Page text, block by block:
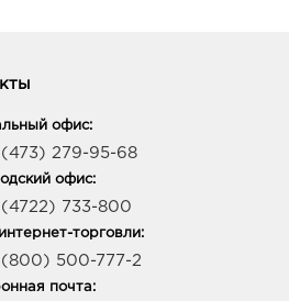
офис:
279-95-68
офис:
(4722) 733-800
торговли:
(800) 500-777-2
почта: